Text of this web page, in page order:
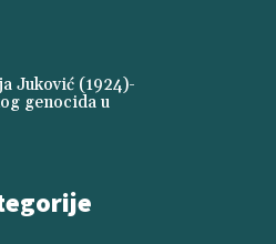
Juković (1924)-
genocida u